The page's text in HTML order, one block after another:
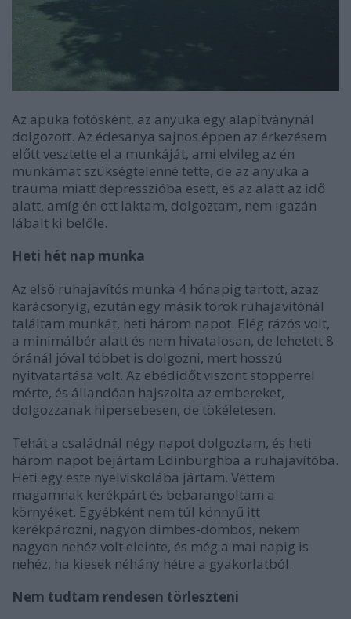
Az apuka fotósként, az anyuka egy alapítványnál
dolgozott. Az édesanya sajnos éppen az érkezésem
előtt vesztette el a munkáját, ami elvileg az én
munkámat szükségtelenné tette, de az anyuka a
trauma miatt depresszióba esett, és az alatt az idő
alatt, amíg én ott laktam, dolgoztam, nem igazán
lábalt ki belőle.
Heti hét nap munka
Az első ruhajavítós munka 4 hónapig tartott, azaz
karácsonyig, ezután egy másik török ruhajavítónál
találtam munkát, heti három napot. Elég rázós volt,
a minimálbér alatt és nem hivatalosan, de lehetett 8
óránál jóval többet is dolgozni, mert hosszú
nyitvatartása volt. Az ebédidőt viszont stopperrel
mérte, és állandóan hajszolta az embereket,
dolgozzanak hipersebesen, de tökéletesen.
Tehát a családnál négy napot dolgoztam, és heti
három napot bejártam Edinburghba a ruhajavítóba.
Heti egy este nyelviskolába jártam. Vettem
magamnak kerékpárt és bebarangoltam a
környéket. Egyébként nem túl könnyű itt
kerékpározni, nagyon dimbes-dombos, nekem
nagyon nehéz volt eleinte, és még a mai napig is
nehéz, ha kiesek néhány hétre a gyakorlatból.
Nem tudtam rendesen törleszteni